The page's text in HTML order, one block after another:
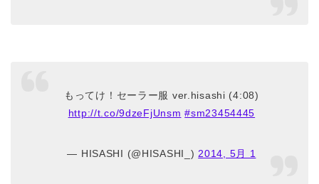
もってけ！セーラー服 ver.hisashi (4:08)
http://t.co/9dzeFjUnsm #sm23454445
— HISASHI (@HISASHI_) 2014, 5月 1